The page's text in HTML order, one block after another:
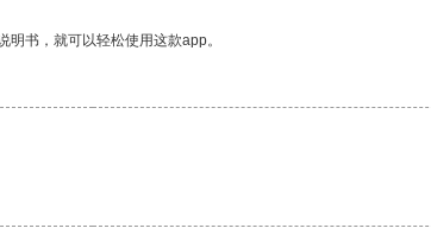
书，就可以轻松使用这款app。